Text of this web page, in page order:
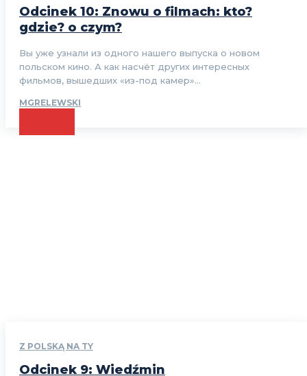
Odcinek 10: Znowu o filmach: kto?
gdzie? o czym?
Вы уже узнали из одного нашего выпуска о новом
польском кино. А как насчёт других интересных
фильмов, вышедших «из-под камер»...
MGRELEWSKI
Z POLSKĄ NA TY
Odcinek 9: Wiedźmin